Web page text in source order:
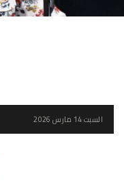
السبت 14 مارس 2026